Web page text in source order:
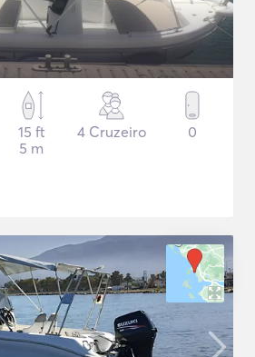
15 ft
5 m
4 Cruzeiro 0